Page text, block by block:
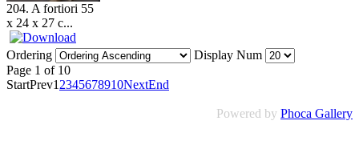
204. A fortiori 55
x 24 x 27 c...
Ordering
Display Num
Page 1 of 10
StartPrev1 2345678910NextEnd
Powered by Phoca Gallery